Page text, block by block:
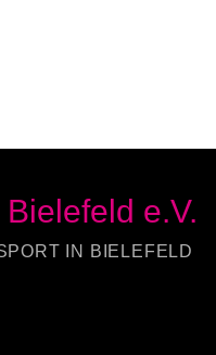
e.V.
IN BIELEFELD